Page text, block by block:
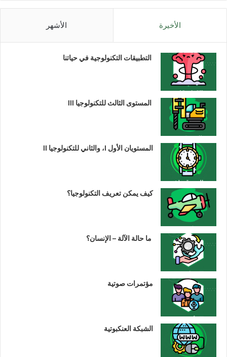
الأخيرة الأشهر
التطبيقات التكنولوجية في حياتنا
المستوى الثالث للتكنولوجيا III
المستويان الأول I، والثاني للتكنولوجيا II
كيف يمكن تعريف التكنولوجيا؟
ما حالة الآلة – الإنسان؟
مؤتمرات صوتية
الشبكة العنكبوتية